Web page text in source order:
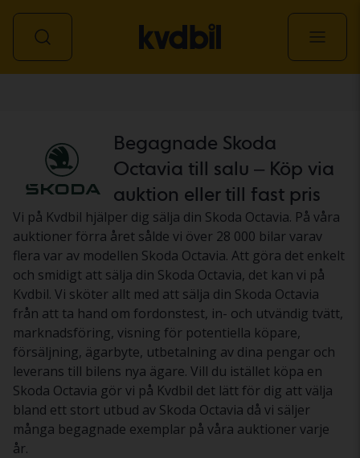
Begagnade Skoda
Octavia till salu – Köp via
auktion eller till fast pris
Vi på Kvdbil hjälper dig sälja din Skoda Octavia. På våra
auktioner förra året sålde vi över 28 000 bilar varav
flera var av modellen Skoda Octavia. Att göra det enkelt
och smidigt att sälja din Skoda Octavia, det kan vi på
Kvdbil. Vi sköter allt med att sälja din Skoda Octavia
från att ta hand om fordonstest, in- och utvändig tvätt,
marknadsföring, visning för potentiella köpare,
försäljning, ägarbyte, utbetalning av dina pengar och
leverans till bilens nya ägare. Vill du istället köpa en
Skoda Octavia gör vi på Kvdbil det lätt för dig att välja
bland ett stort utbud av Skoda Octavia då vi säljer
många begagnade exemplar på våra auktioner varje
år.